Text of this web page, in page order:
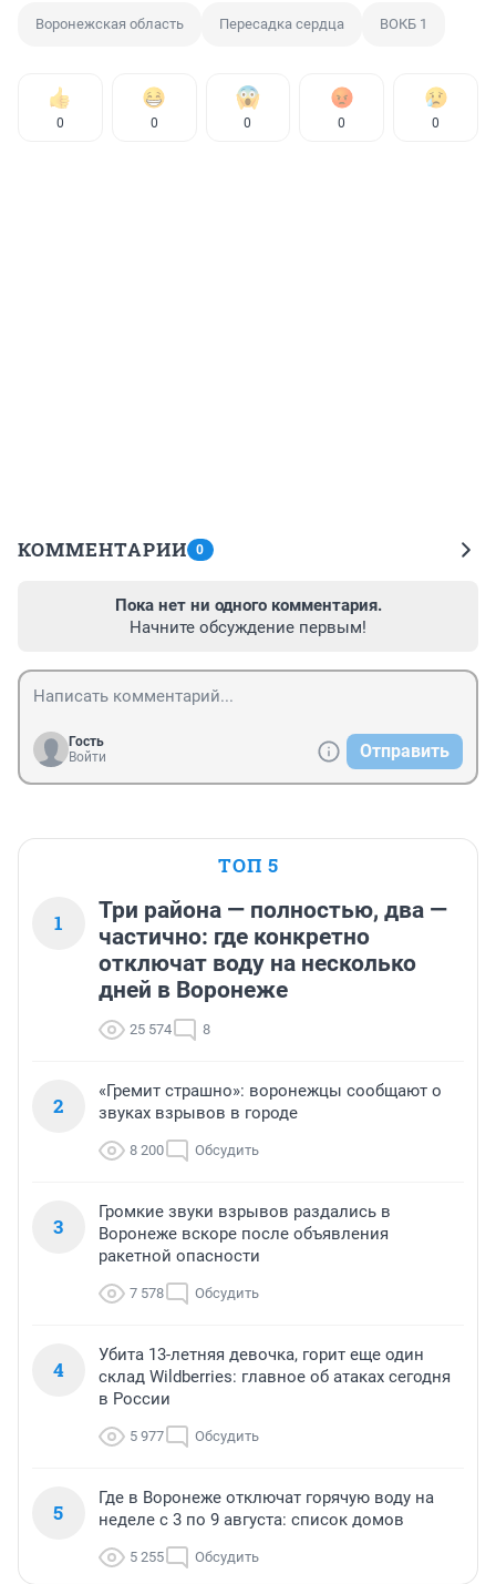
Воронежская область Пересадка сердца ВОКБ 1
0 0 0 0 0
КОММЕНТАРИИ 0
Пока нет ни одного комментария.
Начните обсуждение первым!
Гость
Войти
Отправить
ТОП 5
1
Три района — полностью, два —
частично: где конкретно
отключат воду на несколько
дней в Воронеже
25 574 8
2
«Гремит страшно»: воронежцы сообщают о
звуках взрывов в городе
8 200 Обсудить
3
Громкие звуки взрывов раздались в
Воронеже вскоре после объявления
ракетной опасности
7 578 Обсудить
4
Убита 13-летняя девочка, горит еще один
склад Wildberries: главное об атаках сегодня
в России
5 977 Обсудить
5
Где в Воронеже отключат горячую воду на
неделе с 3 по 9 августа: список домов
5 255 Обсудить